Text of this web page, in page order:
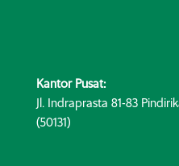
Kantor Pusat:
Jl. Indraprasta 81-83
(50131)